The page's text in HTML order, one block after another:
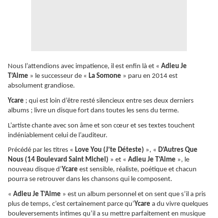
Nous l’attendions avec impatience, il est enfin là et « Adieu Je
T’Aime » le successeur de « La Somone » paru en 2014 est
absolument grandiose.
Ycare ; qui est loin d’être resté silencieux entre ses deux derniers
albums ; livre un disque fort dans toutes les sens du terme.
L’artiste chante avec son âme et son cœur et ses textes touchent
indéniablement celui de l’auditeur.
Précédé par les titres « Love You (J’te Déteste) », « D’Autres Que
Nous (14 Boulevard Saint Michel) » et « Adieu Je T’Aime », le
nouveau disque d’Ycare est sensible, réaliste, poétique et chacun
pourra se retrouver dans les chansons qui le composent.
« Adieu Je T’Aime » est un album personnel et on sent que s’il a pris
plus de temps, c’est certainement parce qu’Ycare a du vivre quelques
bouleversements intimes qu’il a su mettre parfaitement en musique